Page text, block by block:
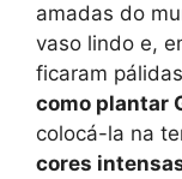
amadas do
vaso lindo e,
ficaram
como plantar
colocá-la na
cores